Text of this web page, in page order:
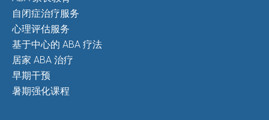
自闭症治疗服务
心理评估服务
基于中心的 ABA 疗法
居家 ABA 治疗
早期干预
暑期强化课程